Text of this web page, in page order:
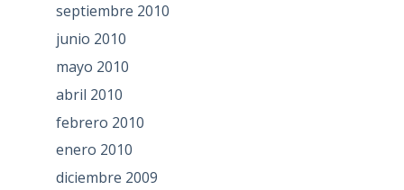
septiembre 2010
junio 2010
mayo 2010
abril 2010
febrero 2010
enero 2010
diciembre 2009